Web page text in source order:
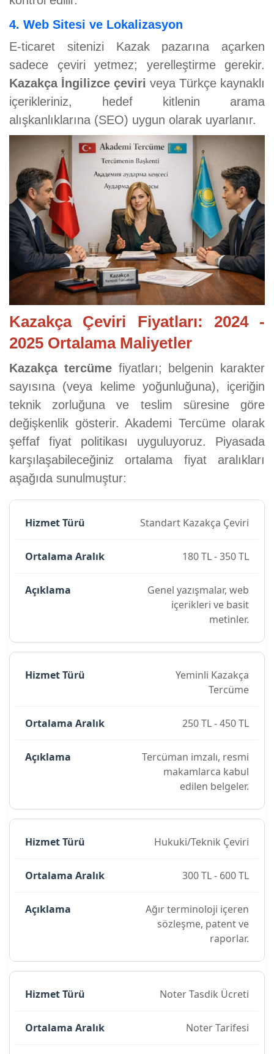
4. Web Sitesi ve Lokalizasyon
E-ticaret sitenizi Kazak pazarına açarken
sadece çeviri yetmez; yerelleştirme gerekir.
Kazakça İngilizce çeviri veya Türkçe kaynaklı
içerikleriniz, hedef kitlenin arama
alışkanlıklarına (SEO) uygun olarak uyarlanır.
Kazakça Çeviri Fiyatları: 2024 -
2025 Ortalama Maliyetler
Kazakça tercümefiyatları; belgenin karakter
sayısına (veya kelime yoğunluğuna), içeriğin
teknik zorluğuna ve teslim süresine göre
değişkenlik gösterir. Akademi Tercüme olarak
şeffaf fiyat politikası uyguluyoruz. Piyasada
karşılaşabileceğiniz ortalama fiyat aralıkları
aşağıda sunulmuştur:
Standart Kazakça Çeviri
180 TL - 350 TL
Genel yazışmalar, web
içerikleri ve basit
metinler.
Yeminli Kazakça
Tercüme
250 TL - 450 TL
Tercüman imzalı, resmi
makamlarca kabul
edilen belgeler.
Hukuki/Teknik Çeviri
300 TL - 600 TL
Ağır terminoloji içeren
sözleşme, patent ve
raporlar.
Noter Tasdik Ücreti
Noter Tarifesi